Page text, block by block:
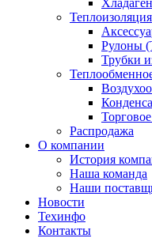
Теплоизоляция
Рулоны
Трубки
Распродажа
О компании
История
Наша команда
Наши
Новости
Техинфо
Контакты